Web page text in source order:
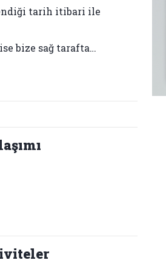
tarih itibari ile
bize sağ tarafta…